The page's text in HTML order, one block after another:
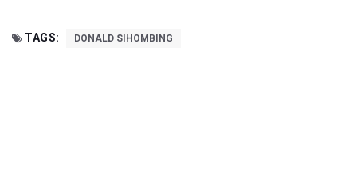
TAGS: DONALD SIHOMBING